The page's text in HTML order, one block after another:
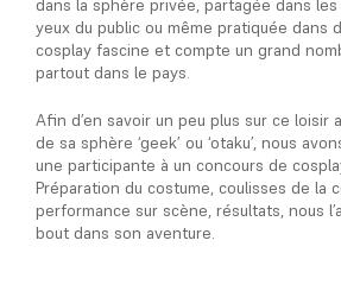
dans la sphère privée, partagée dans
yeux du public ou même pratiquée dans
cosplay fascine et compte un grand
partout dans le pays.
Afin d’en savoir un peu plus sur ce loisir
de sa sphère ‘geek’ ou ‘otaku’, nous
une participante à un concours de
Préparation du costume, coulisses de la
performance sur scène, résultats, nous
bout dans son aventure.